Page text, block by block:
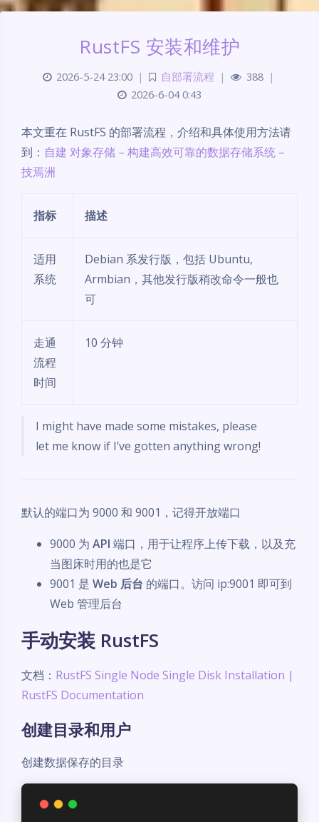
RustFS 安装和维护
2026-5-24 23:00 | 自部署流程 | 388
|
2026-6-04 0:43
本文重在 RustFS 的部署流程，介绍和具体使用方法请
到： 自建 对象存储 – 构建高效可靠的数据存储系统 –
技焉洲
指标 描述
适用
系统
Debian 系发行版，包括 Ubuntu,
Armbian，其他发行版稍改命令一般也
可
走通
流程
时间
10 分钟
I might have made some mistakes, please
let me know if I’ve gotten anything wrong!
默认的端口为 9000 和 9001，记得开放端口
9000 为 API 端口，用于让程序上传下载，以及充
当图床时用的也是它
9001 是 Web 后台 的端口。访问 ip:9001 即可到
Web 管理后台
手动安装 RustFS
文档： RustFS Single Node Single Disk Installation |
RustFS Documentation
创建目录和用户
创建数据保存的目录